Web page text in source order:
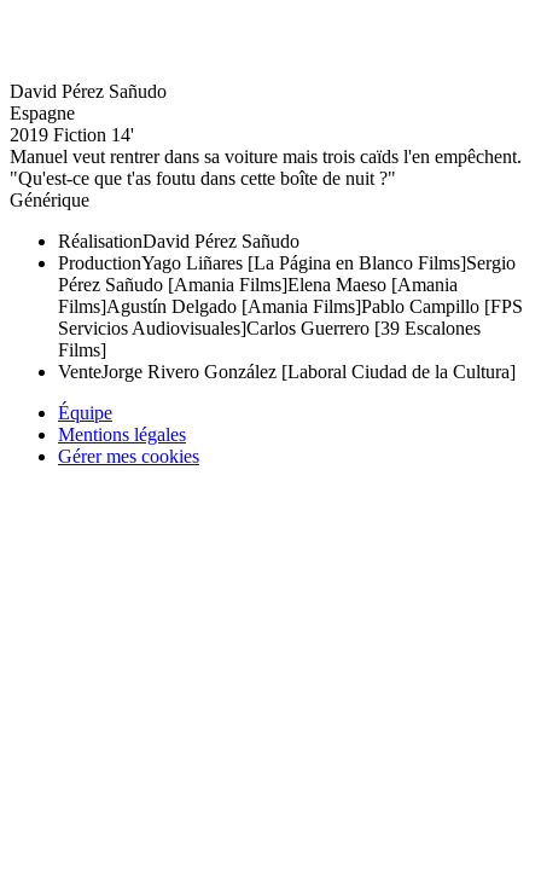
David Pérez Sañudo
Espagne
2019 Fiction 14'
Manuel veut rentrer dans sa voiture mais trois caïds l'en empêchent.
"Qu'est-ce que t'as foutu dans cette boîte de nuit ?"
Générique
RéalisationDavid Pérez Sañudo
ProductionYago Liñares [La Página en Blanco Films]Sergio
Pérez Sañudo [Amania Films]Elena Maeso [Amania
Films]Agustín Delgado [Amania Films]Pablo Campillo [FPS
Servicios Audiovisuales]Carlos Guerrero [39 Escalones
Films]
VenteJorge Rivero González [Laboral Ciudad de la Cultura]
Équipe
Mentions légales
Gérer mes cookies